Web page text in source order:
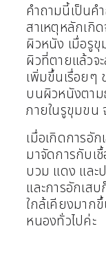
คำถามนี้เป็นค
สาเหตุหลักเกิ
ผิวหนัง เมื่อรู
ผิวที่ตายแล้วจ
เพิ่มขึ้นเรื่อยๆ
บนผิวหนังตาม
ภายในรูขุมขน
เมื่อเกิดการอัก
มาจัดการกับเ
บวม แดง และ
และการอักเส
ใกล้เคียงมาก
หนองทั่วไปค่ะ